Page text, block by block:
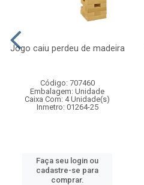
Jogo caiu perdeu de madeira
Código: 707460
Embalagem: Unidade
Caixa Com: 4 Unidade(s)
Inmetro: 01264-25
Faça seu login ou
cadastre-se para
comprar.